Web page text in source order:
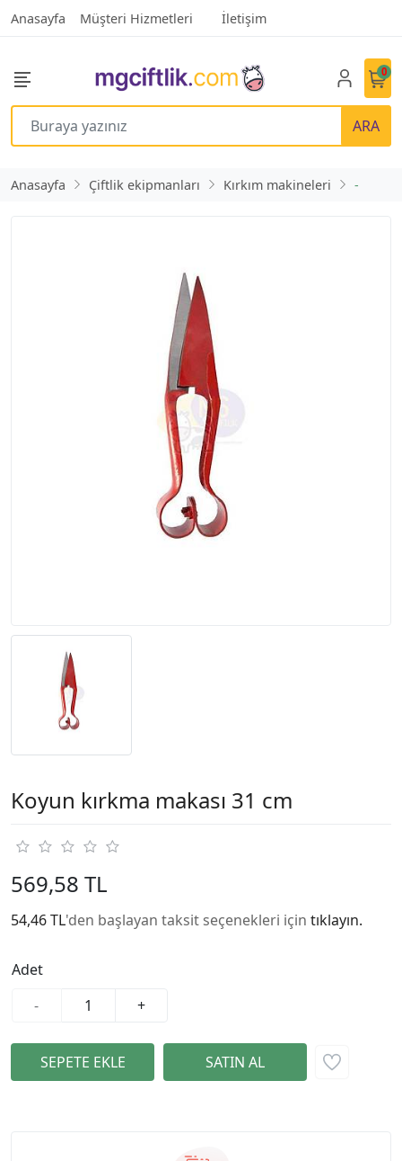
Anasayfa Müşteri Hizmetleri İletişim
ARA
0
Anasayfa Çiftlik ekipmanları Kırkım makineleri -
Koyun kırkma makası 31 cm
569,58 TL
54,46 TL'den başlayan taksit seçenekleri için tıklayın.
Adet
-
+